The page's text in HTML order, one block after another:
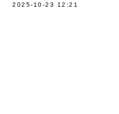
2025-10-23 12:21